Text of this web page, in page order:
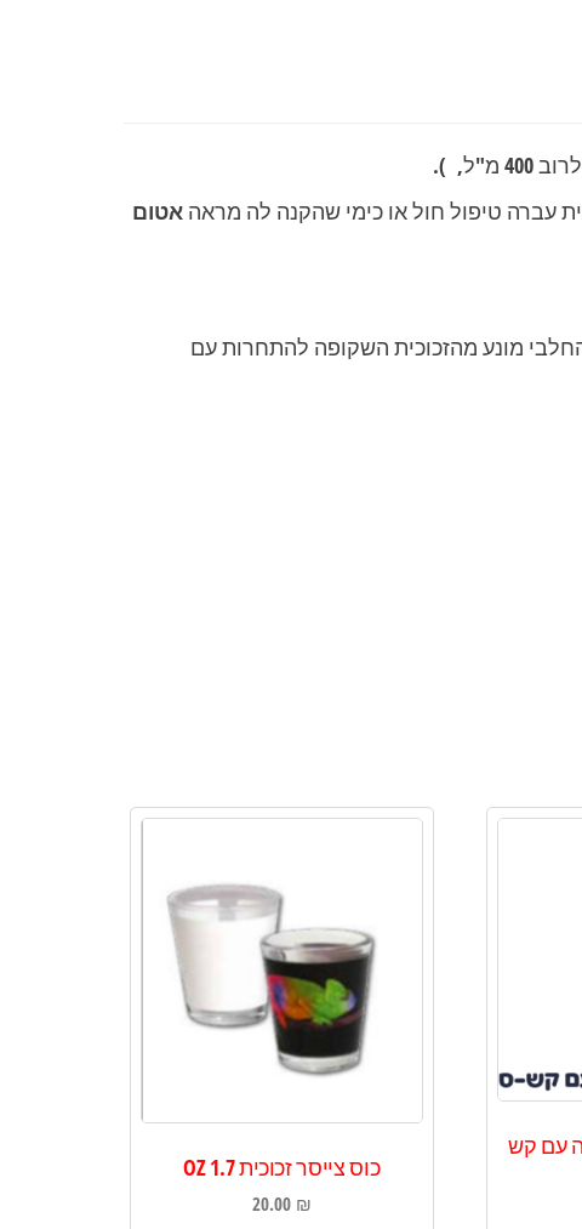
).
עברה טיפול חול או כימי שהקנה לה מראה אטום
מונע מהזכוכית השקופה להתחרות עם
עם קש
כוס צייסר זכוכית 1.7 OZ
20.00 ₪